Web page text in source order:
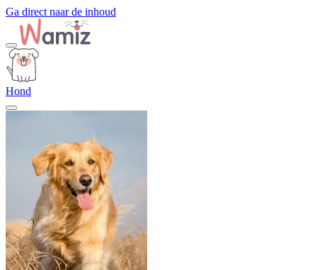
Ga direct naar de inhoud
Hond